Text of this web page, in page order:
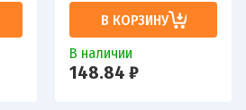
В КОРЗИНУ
В наличии
148.84 ₽